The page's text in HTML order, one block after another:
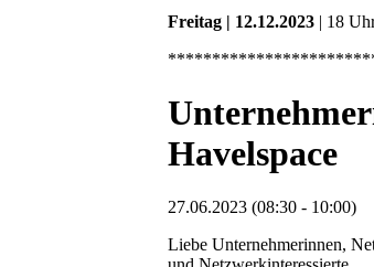
Freitag | 12.12.2023 | 18
Havelspace
27.06.2023 (08:30 - 10:00)
Liebe Unternehmerinnen,